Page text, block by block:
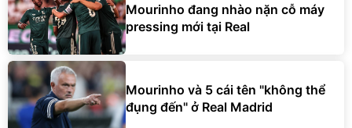
Mourinho đang nhào nặn cỗ máy
pressing mới tại Real
Mourinho và 5 cái tên "không thể
đụng đến" ở Real Madrid